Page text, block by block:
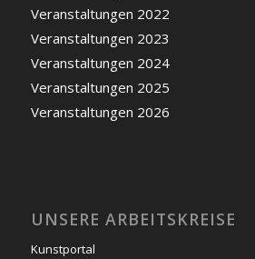
Veranstaltungen 2022
Veranstaltungen 2023
Veranstaltungen 2024
Veranstaltungen 2025
Veranstaltungen 2026
UNSERE ARBEITSKREISE
Kunstportal